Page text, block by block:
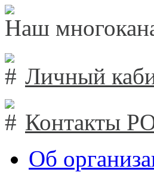
Наш
Личный
Контакты
Об